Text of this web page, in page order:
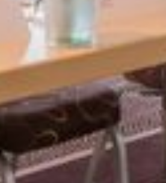
HOTEL
ROOMS
PACKAGES